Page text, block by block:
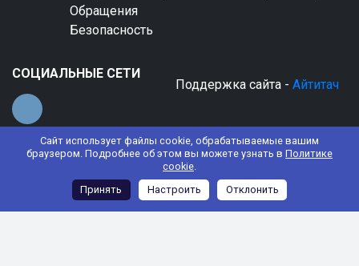
Сайт использует файлы cookie, обрабатываемые вашим
браузером. Подробнее об этом вы можете узнать в Политике
cookie.
Принять
Настроить Отклонить
Обращения
Безопасность
СОЦИАЛЬНЫЕ СЕТИ
Поддержка сайта - Айтитач
© 2022 АНО ДО "Планета детства "Лада"